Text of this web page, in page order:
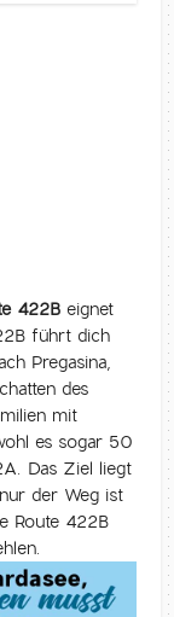
422B eignet
führt dich
Pregasina,
des
mit
es sogar 50
Das Ziel liegt
der Weg ist
Route 422B